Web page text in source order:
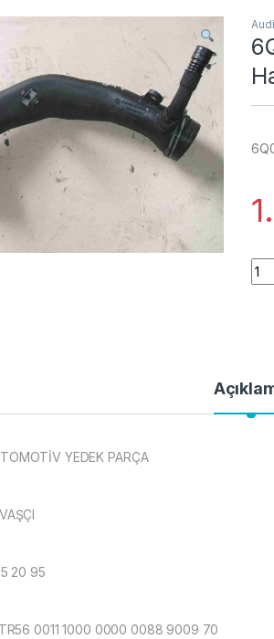
Audi
YEDEK PARÇA
20 95
0011 1000 0000 0088 9009 70